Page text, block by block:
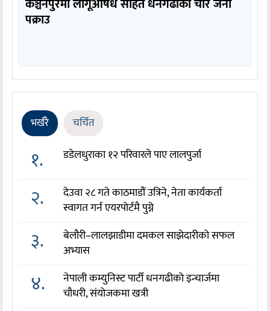
कञ्चनपुरमा लागूऔषध सहित धनगढीका चार जना
पक्राउ
भर्खरै चर्चित
१. डडेलधुराका १२ परिवारले पाए लालपुर्जा
२.
देउवा २८ गते काठमाडौं उत्रिने, नेता कार्यकर्ता
स्वागत गर्न एयरपोर्टमै पुग्ने
३.
बेलौरी–लालझाडीमा दमकल साझेदारीको सफल
अभ्यास
४.
नेपाली कम्युनिस्ट पार्टी धनगढीको इन्चार्जमा
चौधरी, संयोजकमा खत्री